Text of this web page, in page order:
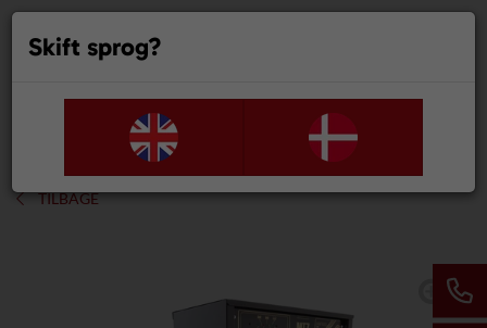
TILBAGE

Skift sprog?